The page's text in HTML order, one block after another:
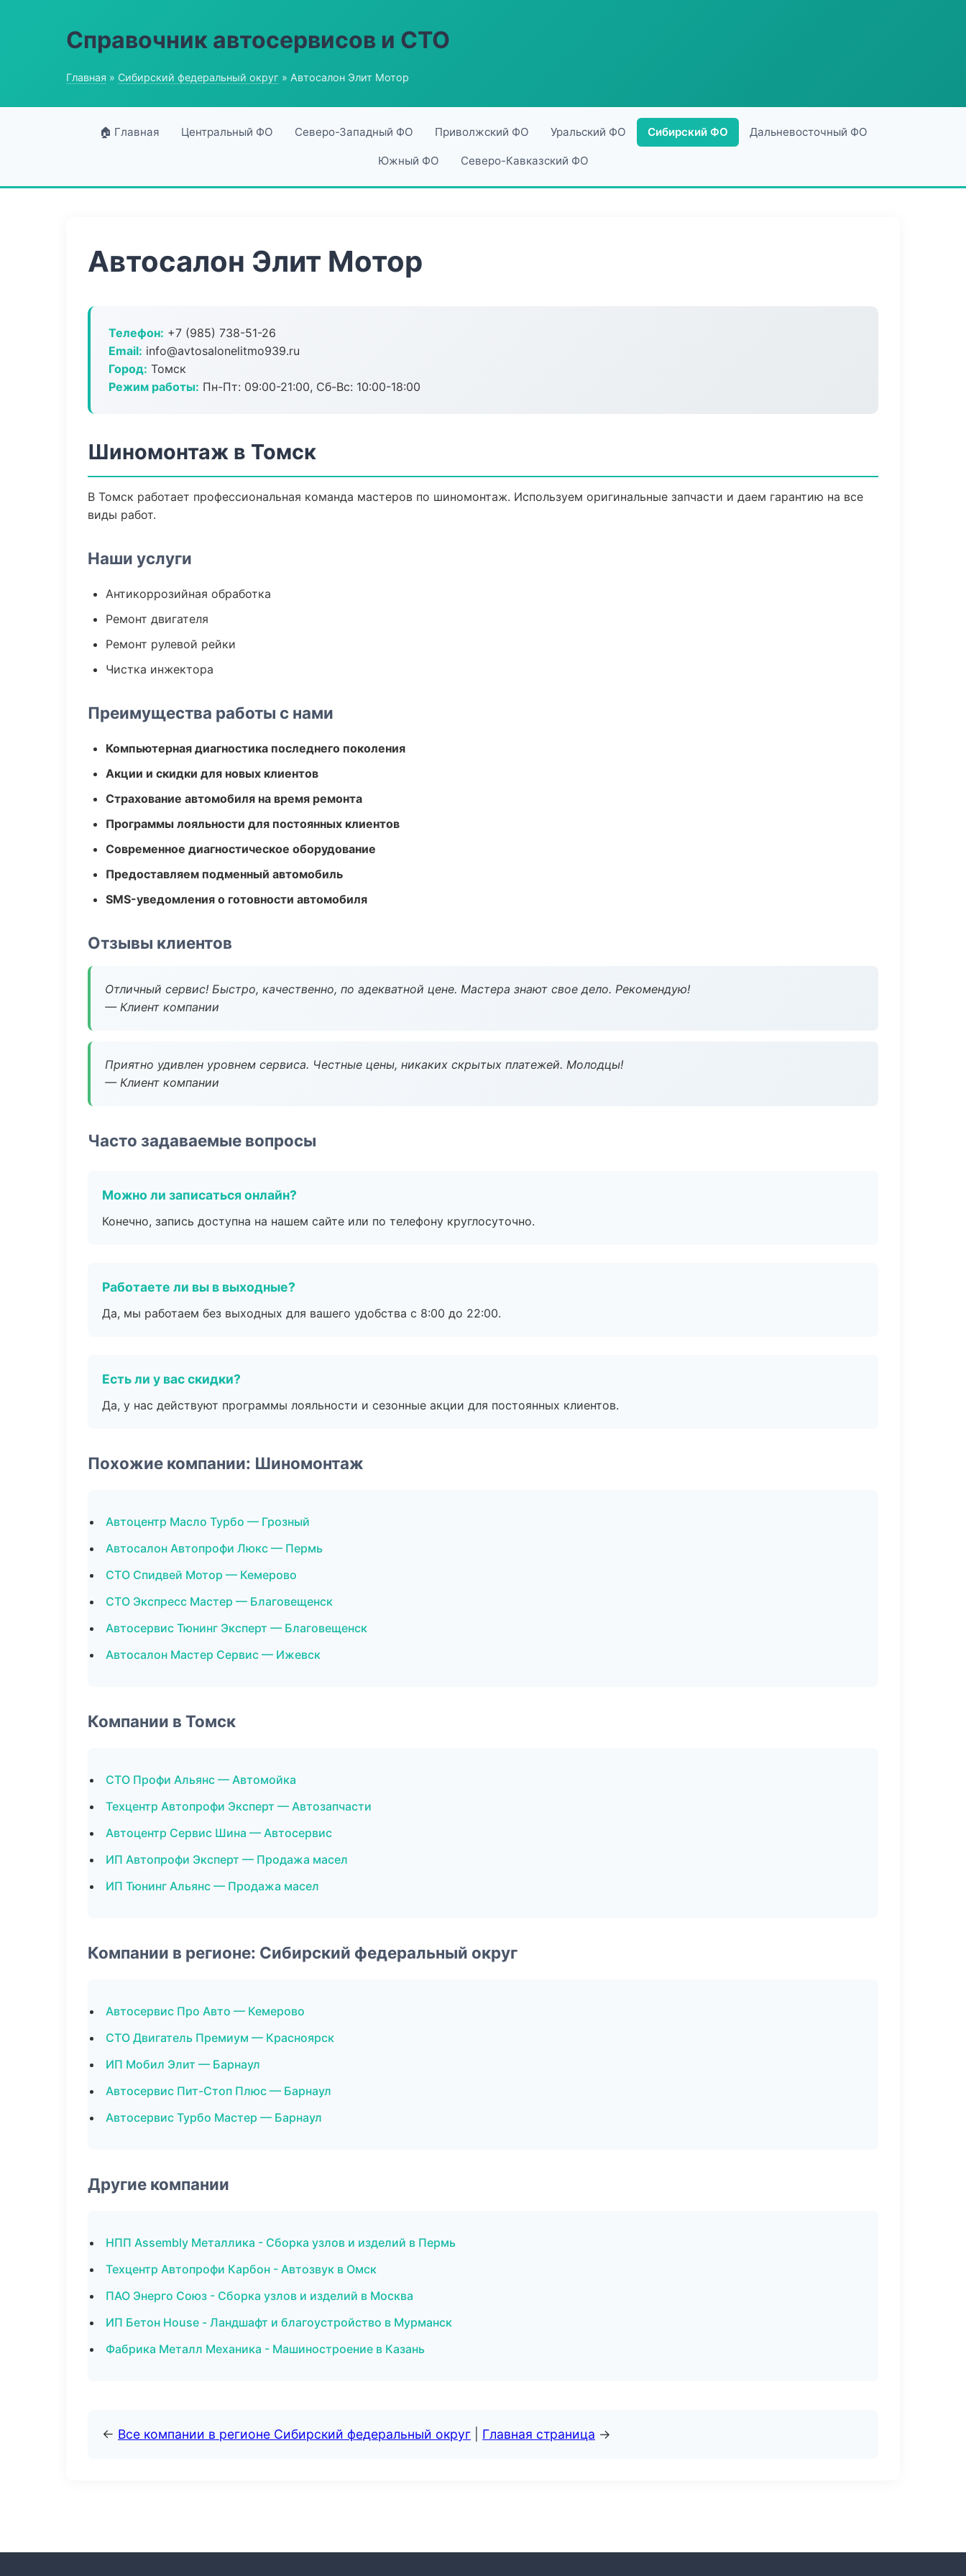
Справочник автосервисов и СТО
Главная » Сибирский федеральный округ » Автосалон Элит Мотор
🏠 Главная Центральный ФО Северо-Западный ФО Приволжский ФО Уральский ФО Сибирский ФО Дальневосточный ФО
Южный ФО Северо-Кавказский ФО
Автосалон Элит Мотор
Телефон: +7 (985) 738-51-26
Email: info@avtosalonelitmo939.ru
Город: Томск
Режим работы: Пн-Пт: 09:00-21:00, Сб-Вс: 10:00-18:00
Шиномонтаж в Томск
В Томск работает профессиональная команда мастеров по шиномонтаж. Используем оригинальные запчасти и даем гарантию на все
виды работ.
Наши услуги
Антикоррозийная обработка
Ремонт двигателя
Ремонт рулевой рейки
Чистка инжектора
Преимущества работы с нами
Компьютерная диагностика последнего поколения
Акции и скидки для новых клиентов
Страхование автомобиля на время ремонта
Программы лояльности для постоянных клиентов
Современное диагностическое оборудование
Предоставляем подменный автомобиль
SMS-уведомления о готовности автомобиля
Отзывы клиентов
Отличный сервис! Быстро, качественно, по адекватной цене. Мастера знают свое дело. Рекомендую!
— Клиент компании
Приятно удивлен уровнем сервиса. Честные цены, никаких скрытых платежей. Молодцы!
— Клиент компании
Часто задаваемые вопросы
Можно ли записаться онлайн?
Конечно, запись доступна на нашем сайте или по телефону круглосуточно.
Работаете ли вы в выходные?
Да, мы работаем без выходных для вашего удобства с 8:00 до 22:00.
Есть ли у вас скидки?
Да, у нас действуют программы лояльности и сезонные акции для постоянных клиентов.
Похожие компании: Шиномонтаж
Автоцентр Масло Турбо — Грозный
Автосалон Автопрофи Люкс — Пермь
СТО Спидвей Мотор — Кемерово
СТО Экспресс Мастер — Благовещенск
Автосервис Тюнинг Эксперт — Благовещенск
Автосалон Мастер Сервис — Ижевск
Компании в Томск
СТО Профи Альянс — Автомойка
Техцентр Автопрофи Эксперт — Автозапчасти
Автоцентр Сервис Шина — Автосервис
ИП Автопрофи Эксперт — Продажа масел
ИП Тюнинг Альянс — Продажа масел
Компании в регионе: Сибирский федеральный округ
Автосервис Про Авто — Кемерово
СТО Двигатель Премиум — Красноярск
ИП Мобил Элит — Барнаул
Автосервис Пит-Стоп Плюс — Барнаул
Автосервис Турбо Мастер — Барнаул
Другие компании
НПП Assembly Металлика - Сборка узлов и изделий в Пермь
Техцентр Автопрофи Карбон - Автозвук в Омск
ПАО Энерго Союз - Сборка узлов и изделий в Москва
ИП Бетон House - Ландшафт и благоустройство в Мурманск
Фабрика Металл Механика - Машиностроение в Казань
← Все компании в регионе Сибирский федеральный округ Главная страница →